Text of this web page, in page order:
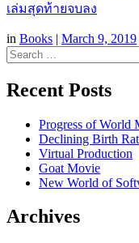
เล่มสุดท้ายจบลง
in Books | March 9, 2019
Search
Recent Posts
Progress of World
Declining Birth
Virtual Production
Goat Movie
New World of
Archives